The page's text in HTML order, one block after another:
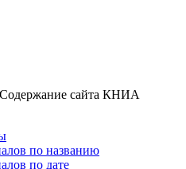
сайта КНИА
по названию
по дате